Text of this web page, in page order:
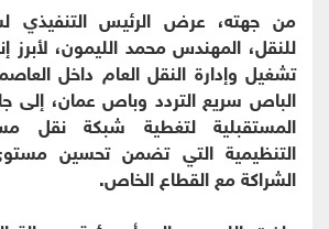
من جهته، عرض الرئيس التنفيذي
للنقل، المهندس محمد الليمون، لأبرز
تشغيل وإدارة النقل العام داخل
الباص سريع التردد وباص عمان، إلى
المستقبلية لتغطية شبكة نقل
التنظيمية التي تضمن تحسين
الشراكة مع القطاع الخاص.